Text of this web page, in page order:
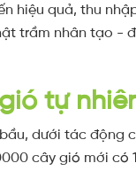
quả, thu
trầm nhân tạo -
tự
dưới tác động
cây gió mới